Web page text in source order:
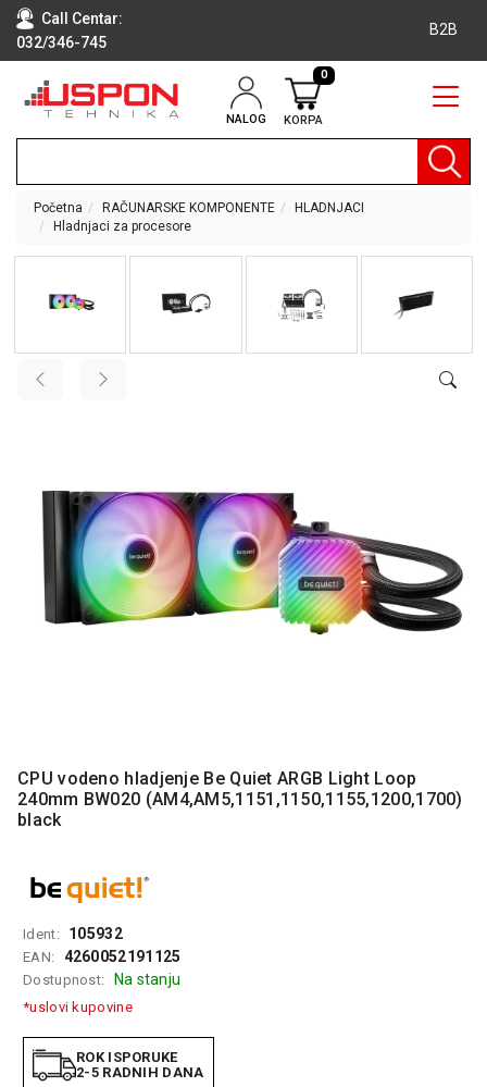
Call Centar:
032/346-745
B2B
NALOG KORPA
0
RAČUNARI
TEHNIKA
KLIME I
DODATNA
MONITORI
DODATNA
MOBILNI I
FIKSNI
NEGA
LICA I
TELA
KOMPONENTE
RAČUNARSKE
PERIFERIJE
GAMING
EELEKTRO
ZAŠTITA
Početna RAČUNARSKE KOMPONENTE
HLADNJACI
Hladnjaci za procesore
CPU vodeno hladjenje Be Quiet ARGB Light Loop
240mm BW020 (AM4,AM5,1151,1150,1155,1200,1700)
black
Ident: 105932
EAN: 4260052191125
Dostupnost: Na stanju
*uslovi kupovine
ROK ISPORUKE
2-5 RADNIH DANA